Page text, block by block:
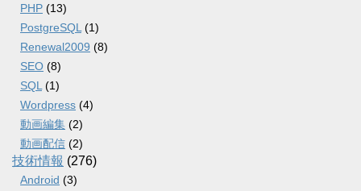
PHP (13)
PostgreSQL (1)
Renewal2009 (8)
SEO (8)
SQL (1)
Wordpress (4)
動画編集 (2)
動画配信 (2)
技術情報 (276)
Android (3)